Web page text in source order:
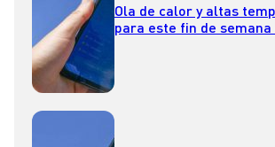
Ola de calor y altas
para este fin de semana